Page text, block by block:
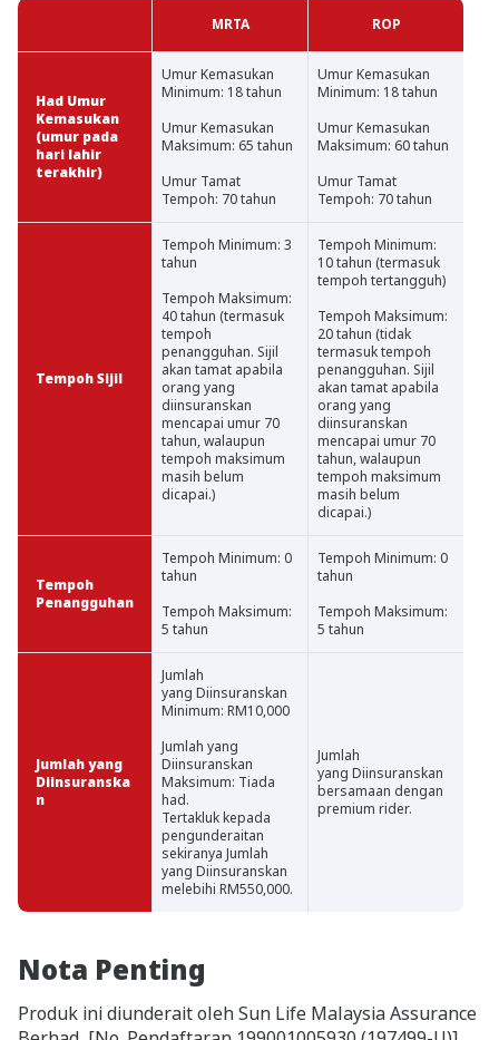
MRTA ROP
Had Umur
Kemasukan
(umur pada
hari lahir
terakhir)
Umur Kemasukan
Minimum: 18 tahun
Umur Kemasukan
Maksimum: 65 tahun
Umur Tamat
Tempoh: 70 tahun
Umur Kemasukan
Minimum: 18 tahun
Umur Kemasukan
Maksimum: 60 tahun
Umur Tamat
Tempoh: 70 tahun
Tempoh Sijil
Tempoh Minimum: 3
tahun
Tempoh Maksimum:
40 tahun (termasuk
tempoh
penangguhan. Sijil
akan tamat apabila
orang yang
diinsuranskan
mencapai umur 70
tahun, walaupun
tempoh maksimum
masih belum
dicapai.)
Tempoh Minimum:
10 tahun (termasuk
tempoh tertangguh)
Tempoh Maksimum:
20 tahun (tidak
termasuk tempoh
penangguhan. Sijil
akan tamat apabila
orang yang
diinsuranskan
mencapai umur 70
tahun, walaupun
tempoh maksimum
masih belum
dicapai.)
Tempoh
Penangguhan
Tempoh Minimum: 0
tahun
Tempoh Maksimum:
5 tahun
Tempoh Minimum: 0
tahun
Tempoh Maksimum:
5 tahun
Jumlah yang
Diinsuranska
n
Jumlah
yang Diinsuranskan
Minimum: RM10,000
Jumlah yang
Diinsuranskan
Maksimum: Tiada
had.
Tertakluk kepada
pengunderaitan
sekiranya Jumlah
yang Diinsuranskan
melebihi RM550,000.
Jumlah
yang Diinsuranskan
bersamaan dengan
premium rider.
Nota Penting
Produk ini diunderait oleh Sun Life Malaysia Assurance